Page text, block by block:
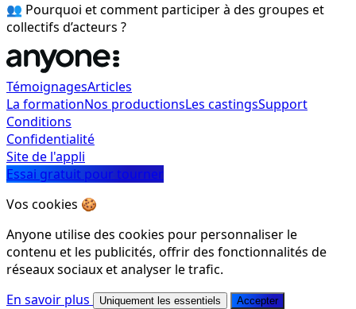
👥 Pourquoi et comment participer à des groupes et
collectifs d’acteurs ?
TémoignagesArticles
La formationNos productionsLes castingsSupport
Conditions
Confidentialité
Site de l'appli
Essai gratuit pour tourner
Vos cookies 🍪
Anyone utilise des cookies pour personnaliser le
contenu et les publicités, offrir des fonctionnalités de
réseaux sociaux et analyser le trafic.
En savoir plus
Uniquement les essentiels Accepter